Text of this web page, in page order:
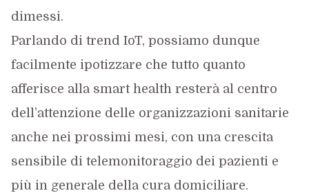
dimessi.
Parlando di trend IoT, possiamo dunque
facilmente ipotizzare che tutto quanto
afferisce alla smart health resterà al centro
dell’attenzione delle organizzazioni sanitarie
anche nei prossimi mesi, con una crescita
sensibile di telemonitoraggio dei pazienti e
più in generale della cura domiciliare.